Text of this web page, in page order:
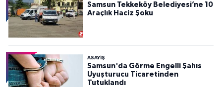
Samsun Tekkeköy Belediyesi’ne 10
Araçlık Haciz Şoku
ASAYIŞ
Samsun'da Görme Engelli Şahıs
Uyuşturucu Ticaretinden
Tutuklandı